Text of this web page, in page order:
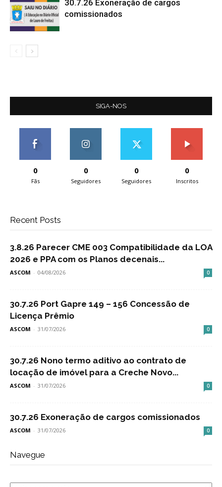
30.7.26 Exoneração de cargos
comissionados
SIGA-NOS
0
Fãs
0
Seguidores
0
Seguidores
0
Inscritos
Recent Posts
3.8.26 Parecer CME 003 Compatibilidade da LOA
2026 e PPA com os Planos decenais...
ASCOM - 04/08/2026 0
30.7.26 Port Gapre 149 – 156 Concessão de
Licença Prêmio
ASCOM - 31/07/2026 0
30.7.26 Nono termo aditivo ao contrato de
locação de imóvel para a Creche Novo...
ASCOM - 31/07/2026 0
30.7.26 Exoneração de cargos comissionados
ASCOM - 31/07/2026 0
Navegue
Navegue